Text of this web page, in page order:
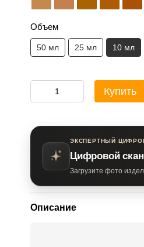
Объем
50 мл 25 мл 10 мл
Купить
ЭКСПЕРТНЫЙ
Цифровой
Загрузите фото
Описание